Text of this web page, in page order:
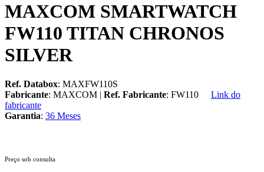
MAXCOM SMARTWATCH
FW110 TITAN CHRONOS
SILVER
Ref. Databox: MAXFW110S
Fabricante: MAXCOM | Ref. Fabricante: FW110
Link do
fabricante
Garantia: 36 Meses
Preço sob consulta